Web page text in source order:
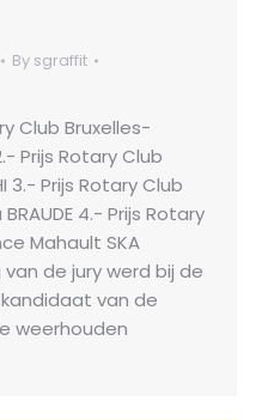
By sgraffit
Club Bruxelles-
Prijs Rotary Club
3.- Prijs Rotary Club
4.- Prijs Rotary
Mahault SKA
de jury werd bij de
van de
weerhouden